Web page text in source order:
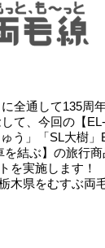
全通して135周
て、今回の【
う」「SL大樹
を結ぶ】の旅行
を実施します！
木県をむすぶ両